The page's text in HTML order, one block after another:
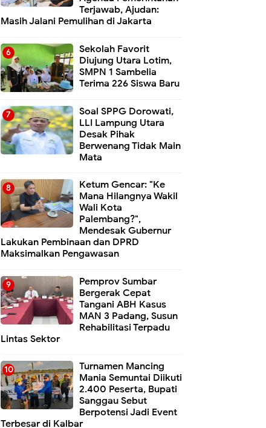
Terjawab, Ajudan:
Masih Jalani Pemulihan di Jakarta
Sekolah Favorit
Diujung Utara Lotim,
SMPN 1 Sambelia
Terima 226 Siswa Baru ‎
Soal SPPG Dorowati,
LLI Lampung Utara
Desak Pihak
Berwenang Tidak Main
Mata
Ketum Gencar: "Ke
Mana Hilangnya Wakil
Wali Kota
Palembang?",
Mendesak Gubernur
Lakukan Pembinaan dan DPRD
Maksimalkan Pengawasan
Pemprov Sumbar
Bergerak Cepat
Tangani ABH Kasus
MAN 3 Padang, Susun
Rehabilitasi Terpadu
Lintas Sektor
Turnamen Mancing
Mania Semuntai Diikuti
2.400 Peserta, Bupati
Sanggau Sebut
Berpotensi Jadi Event
Terbesar di Kalbar